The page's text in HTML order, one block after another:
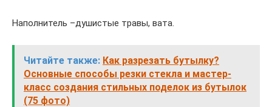
Наполнитель –душистые травы, вата.
Читайте также: Как разрезать бутылку?
Основные способы резки стекла и мастер-
класс создания стильных поделок из бутылок
(75 фото)